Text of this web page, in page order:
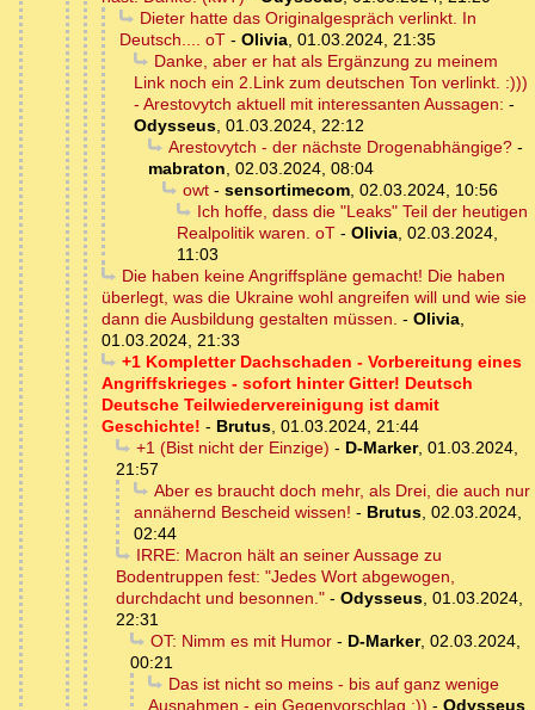
Dieter hatte das Originalgespräch verlinkt. In
Deutsch.... oT - Olivia, 01.03.2024, 21:35
Danke, aber er hat als Ergänzung zu meinem
Link noch ein 2.Link zum deutschen Ton verlinkt. :)))
- Arestovytch aktuell mit interessanten Aussagen: -
Odysseus, 01.03.2024, 22:12
Arestovytch - der nächste Drogenabhängige?-
mabraton, 02.03.2024, 08:04
owt- sensortimecom, 02.03.2024, 10:56
Ich hoffe, dass die "Leaks" Teil der heutigen
Realpolitik waren. oT - Olivia, 02.03.2024,
11:03
Die haben keine Angriffspläne gemacht! Die haben
überlegt, was die Ukraine wohl angreifen will und wie sie
dann die Ausbildung gestalten müssen. - Olivia,
01.03.2024, 21:33
+1 Kompletter Dachschaden - Vorbereitung eines
Angriffskrieges - sofort hinter Gitter! Deutsch
Deutsche Teilwiedervereinigung ist damit
Geschichte! - Brutus, 01.03.2024, 21:44
+1 (Bist nicht der Einzige) - D-Marker, 01.03.2024,
21:57
Aber es braucht doch mehr, als Drei, die auch nur
annähernd Bescheid wissen! - Brutus, 02.03.2024,
02:44
IRRE: Macron hält an seiner Aussage zu
Bodentruppen fest: "Jedes Wort abgewogen,
durchdacht und besonnen." - Odysseus, 01.03.2024,
22:31
OT: Nimm es mit Humor- D-Marker, 02.03.2024,
00:21
Das ist nicht so meins - bis auf ganz wenige
Ausnahmen - ein Gegenvorschlag :)) - Odysseus,